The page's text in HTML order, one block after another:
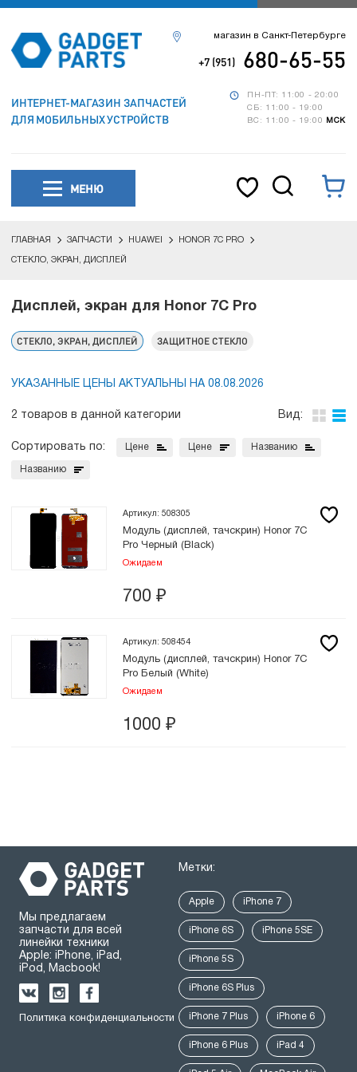
ИНТЕРНЕТ-МАГАЗИН ЗАПЧАСТЕЙ
ДЛЯ МОБИЛЬНЫХ УСТРОЙСТВ
ПН-ПТ: 11:00 - 20:00
СБ: 11:00 - 19:00
ВС: 11:00 - 19:00
МСК
магазин в Санкт-Петербурге
+7 (951) 680-65-55
МЕНЮ
ГЛАВНАЯ ЗАПЧАСТИ HUAWEI HONOR 7C PRO
СТЕКЛО, ЭКРАН, ДИСПЛЕЙ
Дисплей, экран для Honor 7C Pro
СТЕКЛО, ЭКРАН, ДИСПЛЕЙ ЗАЩИТНОЕ СТЕКЛО
УКАЗАННЫЕ ЦЕНЫ АКТУАЛЬНЫ НА 08.08.2026
2 товаров в данной категории Вид:
Сортировать по: Цене Цене Названию
Названию
Артикул: 508305
Модуль (дисплей, тачскрин) Honor 7C
Pro Черный (Black)
Ожидаем
700 ₽
Артикул: 508454
Модуль (дисплей, тачскрин) Honor 7C
Pro Белый (White)
Ожидаем
1000 ₽
Мы предлагаем
запчасти для всей
линейки техники
Apple: iPhone, iPad,
iPod, Macbook!
Политика конфиденциальности
Метки:
Apple iPhone 7
iPhone 6S iPhone 5SE
iPhone 5S
iPhone 6S Plus
iPhone 7 Plus iPhone 6
iPhone 6 Plus iPad 4